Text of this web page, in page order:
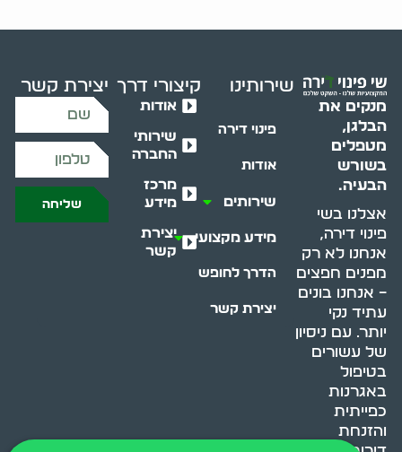
מנקים את
הבלגן,
מטפלים
בשורש
הבעיה.
אצלנו בשי
פינוי דירה,
אנחנו לא רק
מפנים חפצים
– אנחנו בונים
עתיד נקי
יותר. עם ניסיון
של עשורים
בטיפול
באגרנות
כפייתית
והזנחת
שירותינו
פינוי דירה
אודות
שירותים
מידע מקצועי
הדרך לחופש
יצירת קשר
קיצורי דרך
אודות
שירותי
החברה
מרכז
מידע
יצירת
קשר
יצירת קשר
שליחה